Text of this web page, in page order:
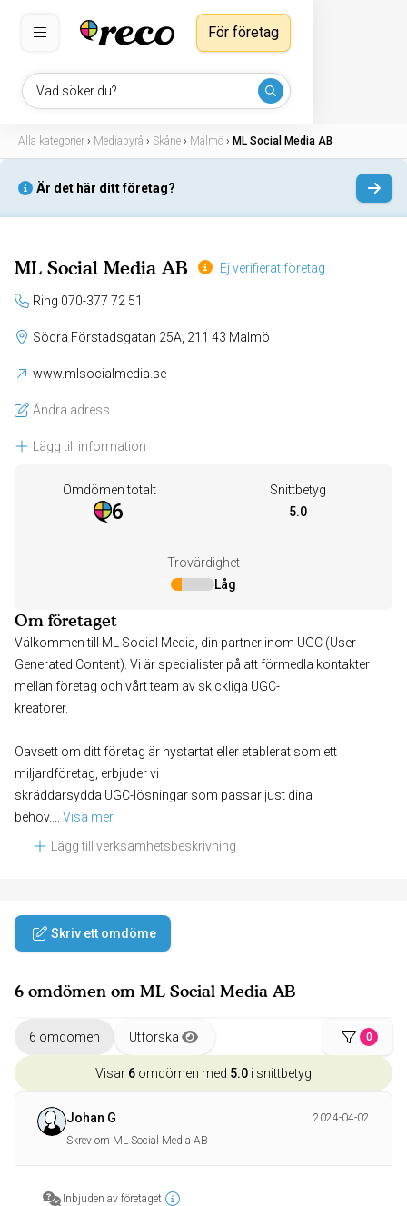
Vad söker du?
För företag
Alla kategorier › Mediabyrå › Skåne › Malmö › ML Social Media AB
Är det här ditt företag?
ML Social Media AB Ej verifierat företag
Ring 070-377 72 51
Södra Förstadsgatan 25A, 211 43 Malmö
www.mlsocialmedia.se
Ändra adress
Lägg till information
Omdömen totalt
6
Snittbetyg
5.0
Trovärdighet
Låg
Om företaget
Välkommen till ML Social Media, din partner inom UGC (User-
Generated Content). Vi är specialister på att förmedla kontakter
mellan företag och vårt team av skickliga UGC-
kreatörer.
Oavsett om ditt företag är nystartat eller etablerat som ett
miljardföretag, erbjuder vi
skräddarsydda UGC-lösningar som passar just dina
behov.
Visa mer
Lägg till verksamhetsbeskrivning
Skriv ett omdöme
6 omdömen om ML Social Media AB
6 omdömen Utforska 0
Visar 6 omdömen med 5.0 i snittbetyg
Johan G
2024-04-02
Skrev om ML Social Media AB
Inbjuden av företaget